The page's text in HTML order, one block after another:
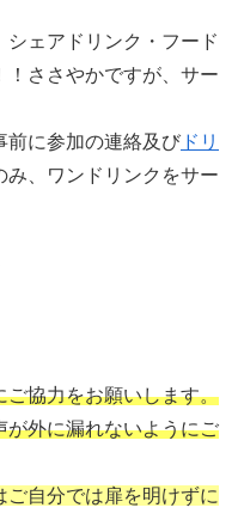
ェアドリンク・フード
！ささやかですが、サー
前に参加の連絡及び ドリ
み、ワンドリンクをサー
ご協力をお願いします。
が外に漏れないようにご
自分では扉を明けずに